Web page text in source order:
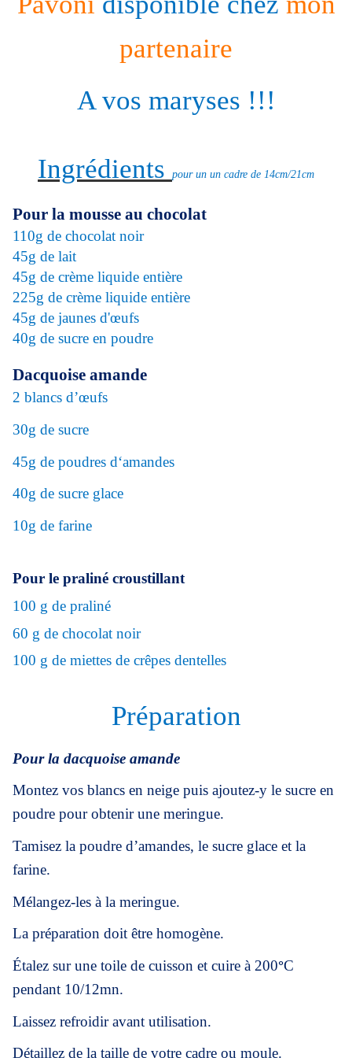
partenaire
A vos maryses !!!
Ingrédients pour un un cadre de 14cm/21cm
Pour la mousse au chocolat
110g de chocolat noir
45g de lait
45g de crème liquide entière
225g de crème liquide entière
45g de jaunes d'œufs
40g de sucre en poudre
Dacquoise amande
2 blancs d’œufs
30g de sucre
45g de poudres d‘amandes
40g de sucre glace
10g de farine
Pour le praliné croustillant
100 g de praliné
60 g de chocolat noir
100 g de miettes de crêpes dentelles
Préparation
Pour la dacquoise amande
Montez vos blancs en neige puis ajoutez-y le sucre en
poudre pour obtenir une meringue.
Tamisez la poudre d’amandes, le sucre glace et la
farine.
Mélangez-les à la meringue.
La préparation doit être homogène.
Étalez sur une toile de cuisson et cuire à 200°C
pendant 10/12mn.
Laissez refroidir avant utilisation.
Détaillez de la taille de votre cadre ou moule.